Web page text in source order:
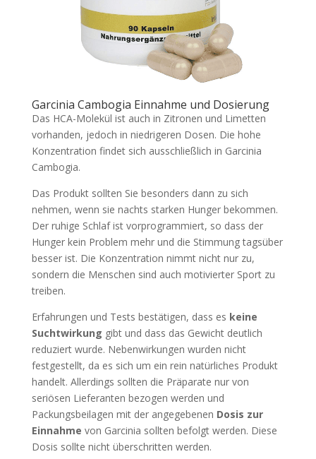
Garcinia Cambogia Einnahme und Dosierung
Das HCA-Molekül ist auch in Zitronen und Limetten
vorhanden, jedoch in niedrigeren Dosen. Die hohe
Konzentration findet sich ausschließlich in Garcinia
Cambogia.
Das Produkt sollten Sie besonders dann zu sich
nehmen, wenn sie nachts starken Hunger bekommen.
Der ruhige Schlaf ist vorprogrammiert, so dass der
Hunger kein Problem mehr und die Stimmung tagsüber
besser ist. Die Konzentration nimmt nicht nur zu,
sondern die Menschen sind auch motivierter Sport zu
treiben.
Erfahrungen und Tests bestätigen, dass es keine
Suchtwirkung gibt und dass das Gewicht deutlich
reduziert wurde. Nebenwirkungen wurden nicht
festgestellt, da es sich um ein rein natürliches Produkt
handelt. Allerdings sollten die Präparate nur von
seriösen Lieferanten bezogen werden und
Packungsbeilagen mit der angegebenen Dosis zur
Einnahme von Garcinia sollten befolgt werden. Diese
Dosis sollte nicht überschritten werden.